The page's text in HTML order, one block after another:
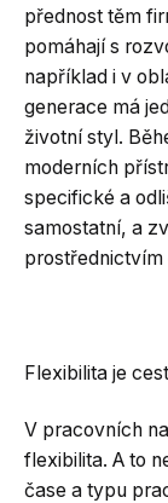
přednost těm
pomáhají s
například i v
generace má
životní styl.
moderních
specifické a
samostatní, a
Flexibilita je
V pracovních
flexibilita. A to
čase a typu